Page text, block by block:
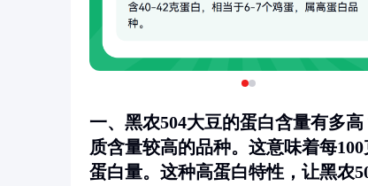
一、黑农504大豆的蛋白含量有多
质含量较高的品种。这意味着每
蛋白量。这种高蛋白特性，让黑农